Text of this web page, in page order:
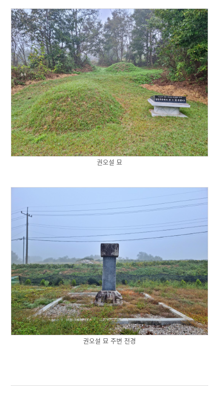
권오설 묘
권오설 묘 주변 전경